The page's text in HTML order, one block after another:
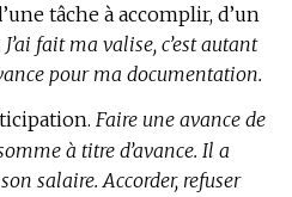
tâche à accomplir, d’un
J’ai fait ma valise, c’est autant
pour ma documentation.
Faire une avance de
à titre d’avance. Il a
salaire. Accorder, refuser